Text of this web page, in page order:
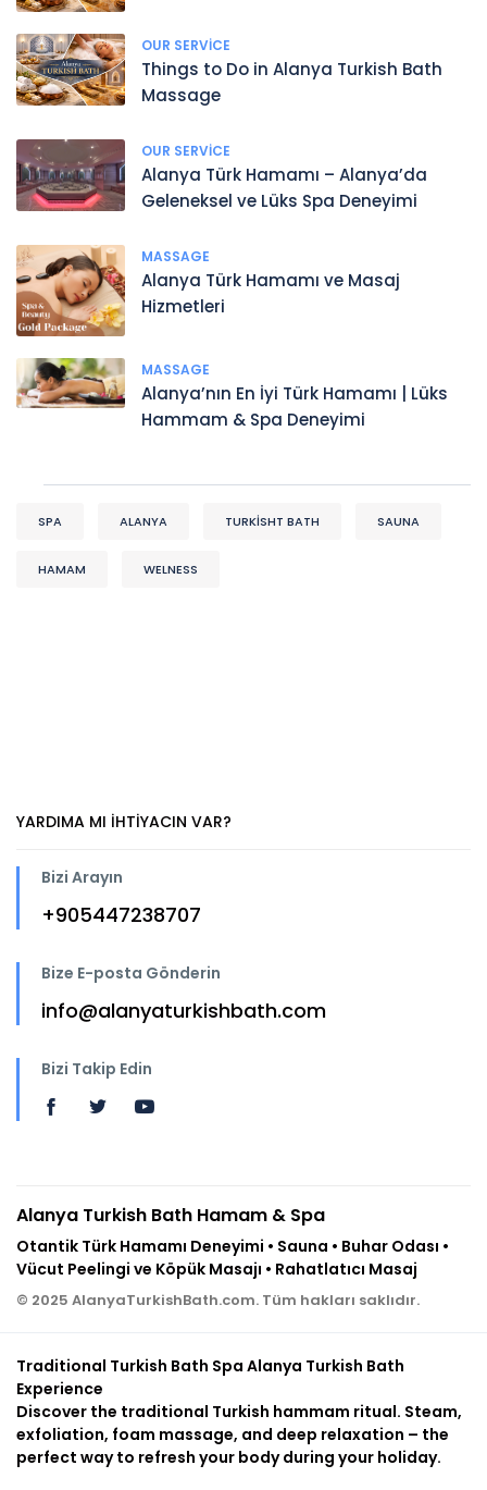
OUR SERVICE
Things to Do in Alanya Turkish Bath
Massage
OUR SERVICE
Alanya Türk Hamamı – Alanya’da
Geleneksel ve Lüks Spa Deneyimi
MASSAGE
Alanya Türk Hamamı ve Masaj
Hizmetleri
MASSAGE
Alanya’nın En İyi Türk Hamamı | Lüks
Hammam & Spa Deneyimi
SPA ALANYA TURKISHT BATH SAUNA
HAMAM WELNESS
YARDIMA MI IHTIYACIN VAR?
Bizi Arayın
+905447238707
Bize E-posta Gönderin
info@alanyaturkishbath.com
Bizi Takip Edin
Alanya Turkish Bath Hamam & Spa
Otantik Türk Hamamı Deneyimi • Sauna • Buhar Odası •
Vücut Peelingi ve Köpük Masajı • Rahatlatıcı Masaj
© 2025 AlanyaTurkishBath.com. Tüm hakları saklıdır.
Traditional Turkish Bath Spa Alanya Turkish Bath
Experience
Discover the traditional Turkish hammam ritual. Steam,
exfoliation, foam massage, and deep relaxation – the
perfect way to refresh your body during your holiday.